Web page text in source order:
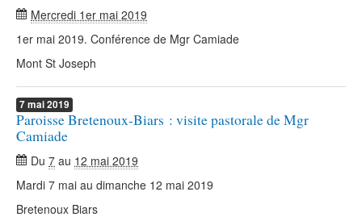
Mercredi 1er mai 2019
1er mai 2019. Conférence de Mgr Camiade
Mont St Joseph
7mai2019
Paroisse Bretenoux-Biars : visite pastorale de Mgr
Camiade
Du 7 au 12 mai 2019
Mardi 7 mai au dimanche 12 mai 2019
Bretenoux Biars